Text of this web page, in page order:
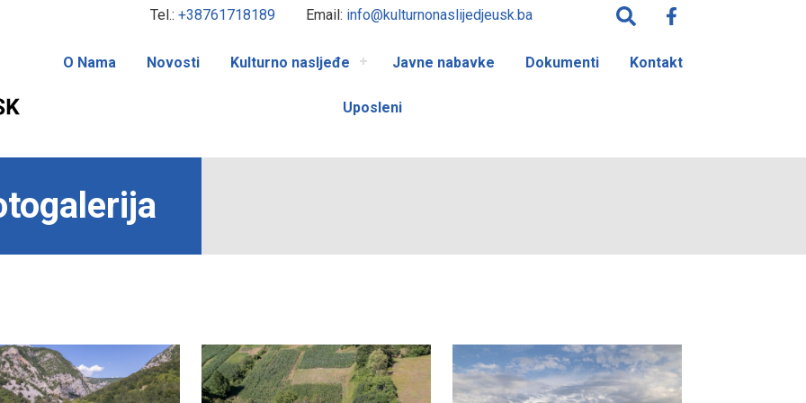
Tel.: +38761718189 Email: info@kulturnonaslijedjeusk.ba
O Nama Novosti Kulturno nasljeđe Javne nabavke Dokumenti Kontakt
Uposleni